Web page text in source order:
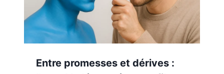
Entre promesses et dérives :